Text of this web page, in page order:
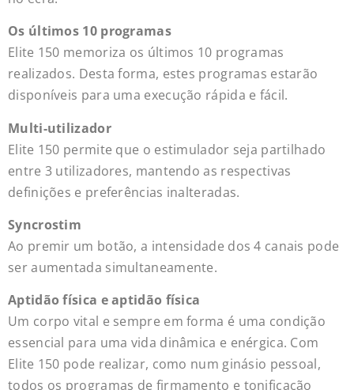
Os últimos 10 programas
Elite 150 memoriza os últimos 10 programas
realizados. Desta forma, estes programas estarão
disponíveis para uma execução rápida e fácil.
Multi-utilizador
Elite 150 permite que o estimulador seja partilhado
entre 3 utilizadores, mantendo as respectivas
definições e preferências inalteradas.
Syncrostim
Ao premir um botão, a intensidade dos 4 canais pode
ser aumentada simultaneamente.
Aptidão física e aptidão física
Um corpo vital e sempre em forma é uma condição
essencial para uma vida dinâmica e enérgica. Com
Elite 150 pode realizar, como num ginásio pessoal,
todos os programas de firmamento e tonificação